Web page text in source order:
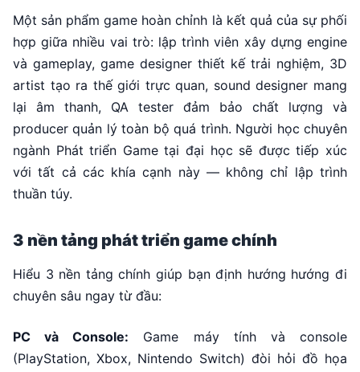
Một sản phẩm game hoàn chỉnh là kết quả của sự phối
hợp giữa nhiều vai trò: lập trình viên xây dựng engine
và gameplay, game designer thiết kế trải nghiệm, 3D
artist tạo ra thế giới trực quan, sound designer mang
lại âm thanh, QA tester đảm bảo chất lượng và
producer quản lý toàn bộ quá trình. Người học chuyên
ngành Phát triển Game tại đại học sẽ được tiếp xúc
với tất cả các khía cạnh này — không chỉ lập trình
thuần túy.
3 nền tảng phát triển game chính
Hiểu 3 nền tảng chính giúp bạn định hướng hướng đi
chuyên sâu ngay từ đầu:
PC và Console: Game máy tính và console
(PlayStation, Xbox, Nintendo Switch) đòi hỏi đồ họa